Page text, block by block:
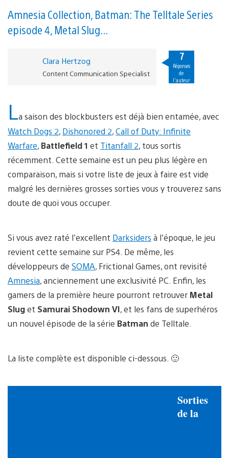
Amnesia Collection, Batman: The Telltale Series
episode 4, Metal Slug...
Clara Hertzog
Content Communication Specialist
7
Réponses
de
l'auteur
La saison des blockbusters est déjà bien entamée, avec
Watch Dogs 2, Dishonored 2,Call of Duty: Infinite
Warfare, Battlefield 1 et Titanfall 2, tous sortis
récemment. Cette semaine est un peu plus légère en
comparaison, mais si votre liste de jeux à faire est vide
malgré les dernières grosses sorties vous y trouverez sans
doute de quoi vous occuper.
Si vous avez raté l’excellent Darksiders à l’époque, le jeu
revient cette semaine sur PS4. De même, les
développeurs de SOMA, Frictional Games, ont revisité
Amnesia, anciennement une exclusivité PC. Enfin, les
gamers de la première heure pourront retrouver Metal
Sluget Samurai Shodown VI, et les fans de superhéros
un nouvel épisode de la série Batman de Telltale.
La liste complète est disponible ci-dessous. 🙂
Sorties
de la